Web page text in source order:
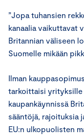
”Jopa tuhansien
kanaalia vaikuttavat
Britannian väliseen
Suomelle mikään
Ilman
tarkoittaisi yrityksille
kaupankäynnissä
sääntöjä, rajoituksia
EU:n ulkopuolisten